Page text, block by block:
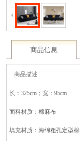
商品信息
商品描述
长：325cm；宽：95cm
面料材质：棉麻布
填充材质：海绵粗孔定型